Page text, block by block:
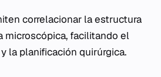
correlacionar la estructura
microscópica, facilitando el
la planificación quirúrgica.